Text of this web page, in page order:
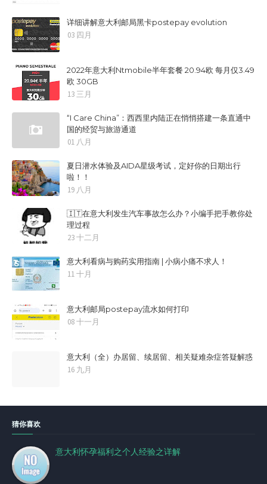
详细讲解意大利邮局黑卡postepay evolution
03 四月
2022年意大利Ntmobile半年套餐 20.94欧 每月仅3.49
欧 30GB
13 三月
“I Care China”：西西里内陆正在悄悄搭建一条直通中
国的经贸与旅游通道
01 八月
夏日潜水体验及AIDA星级考试，定好你的日期出行
啦！！
19 八月
🇮🇹在意大利发生汽车事故怎么办？小编手把手教你处
理过程
23 十二月
意大利看病与购药实用指南 | 小病小痛不求人！
11 十月
意大利邮局postepay流水如何打印
08 十一月
意大利（全）办居留、续居留、相关疑难杂症答疑解惑
16 九月
猜你喜欢
意大利怀孕福利之个人经验之详解